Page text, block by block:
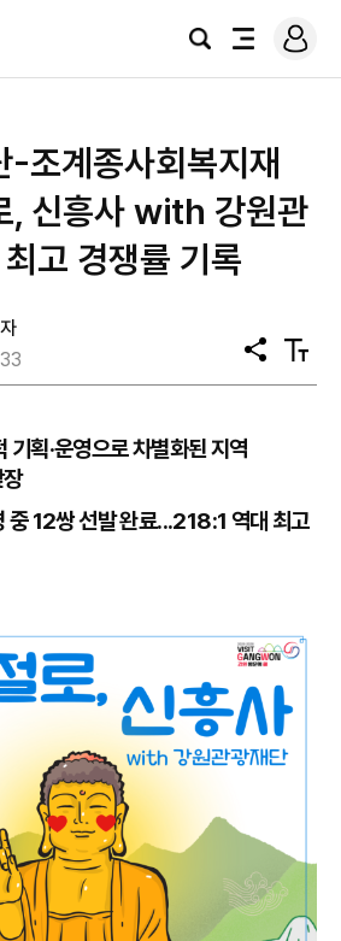
검
전
로
그
-조계종사회복지재
, 신흥사 with 강원관
고 경쟁률 기록
공
유
텍
스
기획·운영으로 차별화된 지역
12쌍 선발 완료...218:1 역대 최고